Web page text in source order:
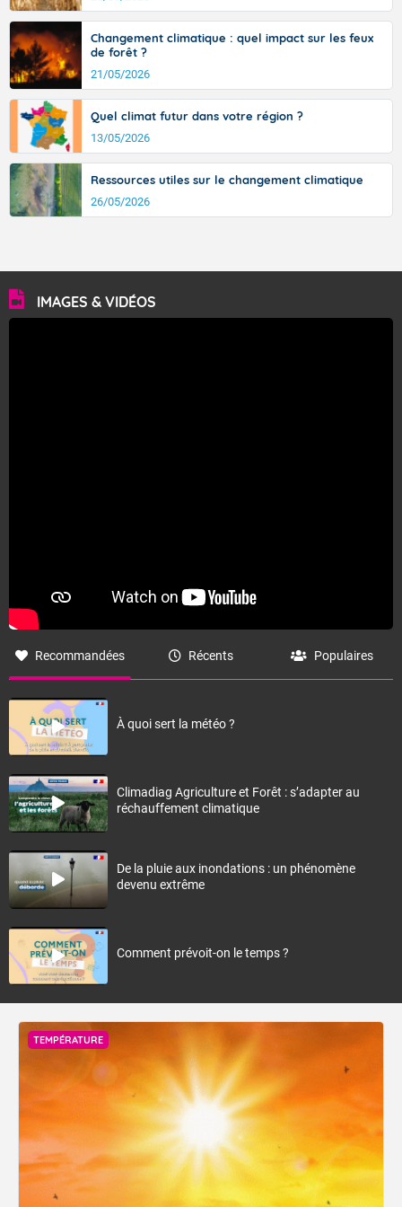
Changement climatique : quel impact sur les feux
de forêt ?
21/05/2026
Quel climat futur dans votre région ?
13/05/2026
Ressources utiles sur le changement climatique
26/05/2026
IMAGES & VIDÉOS
Recommandées Récents Populaires
À quoi sert la météo ?
Climadiag Agriculture et Forêt : s’adapter au
réchauffement climatique
De la pluie aux inondations : un phénomène
devenu extrême
Comment prévoit-on le temps ?
TEMPÉRATURE